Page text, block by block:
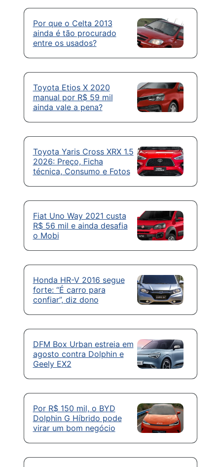
Por que o Celta 2013
ainda é tão procurado
entre os usados?
Toyota Etios X 2020
manual por R$ 59 mil
ainda vale a pena?
Toyota Yaris Cross XRX 1.5
2026: Preço, Ficha
técnica, Consumo e Fotos
Fiat Uno Way 2021 custa
R$ 56 mil e ainda desafia
o Mobi
Honda HR-V 2016 segue
forte: “É carro para
confiar”, diz dono
DFM Box Urban estreia em
agosto contra Dolphin e
Geely EX2
Por R$ 150 mil, o BYD
Dolphin G Híbrido pode
virar um bom negócio